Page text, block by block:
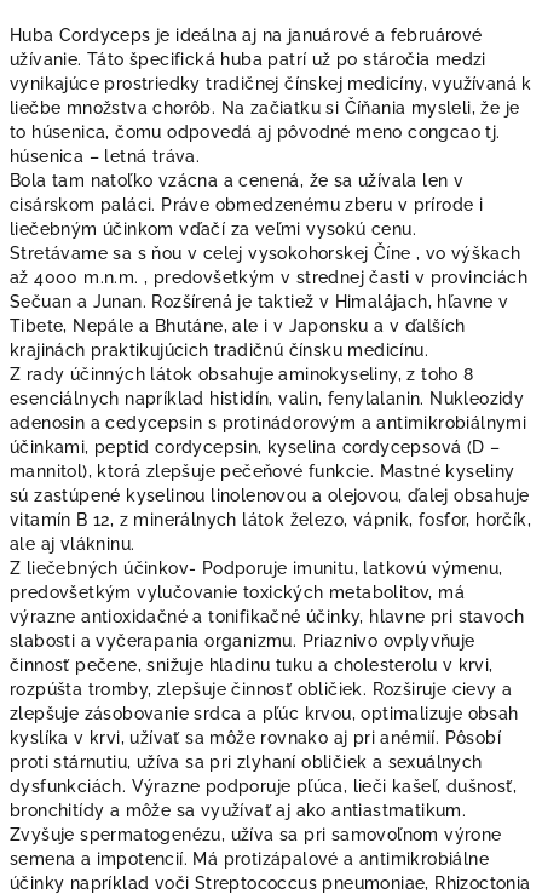
Huba Cordyceps je ideálna aj na januárové a februárové
užívanie. Táto špecifická huba patrí už po stáročia medzi
vynikajúce prostriedky tradičnej čínskej medicíny, využívaná k
liečbe množstva chorôb. Na začiatku si Číňania mysleli, že je
to húsenica, čomu odpovedá aj pôvodné meno congcao tj.
húsenica – letná tráva.
Bola tam natoľko vzácna a cenená, že sa užívala len v
cisárskom paláci. Práve obmedzenému zberu v prírode i
liečebným účinkom vďačí za veľmi vysokú cenu.
Stretávame sa s ňou v celej vysokohorskej Číne , vo výškach
až 4000 m.n.m. , predovšetkým v strednej časti v provinciách
Sečuan a Junan. Rozšírená je taktiež v Himalájach, hľavne v
Tibete, Nepále a Bhutáne, ale i v Japonsku a v ďalších
krajinách praktikujúcich tradičnú čínsku medicínu.
Z rady účinných látok obsahuje aminokyseliny, z toho 8
esenciálnych napríklad histidín, valin, fenylalanin. Nukleozidy
adenosin a cedycepsin s protinádorovým a antimikrobiálnymi
účinkami, peptid cordycepsin, kyselina cordycepsová (D –
mannitol), ktorá zlepšuje pečeňové funkcie. Mastné kyseliny
sú zastúpené kyselinou linolenovou a olejovou, ďalej obsahuje
vitamín B 12, z minerálnych látok železo, vápnik, fosfor, horčík,
ale aj vlákninu.
Z liečebných účinkov- Podporuje imunitu, latkovú výmenu,
predovšetkým vylučovanie toxických metabolitov, má
výrazne antioxidačné a tonifikačné účinky, hlavne pri stavoch
slabosti a vyčerapania organizmu. Priaznivo ovplyvňuje
činnosť pečene, snižuje hladinu tuku a cholesterolu v krvi,
rozpúšta tromby, zlepšuje činnosť obličiek. Rozširuje cievy a
zlepšuje zásobovanie srdca a pľúc krvou, optimalizuje obsah
kyslíka v krvi, užívať sa môže rovnako aj pri anémií. Pôsobí
proti stárnutiu, užíva sa pri zlyhaní obličiek a sexuálnych
dysfunkciách. Výrazne podporuje pľúca, lieči kašeľ, dušnosť,
bronchitídy a môže sa využívať aj ako antiastmatikum.
Zvyšuje spermatogenézu, užíva sa pri samovoľnom výrone
semena a impotencií. Má protizápalové a antimikrobiálne
účinky napríklad voči Streptococcus pneumoniae, Rhizoctonia